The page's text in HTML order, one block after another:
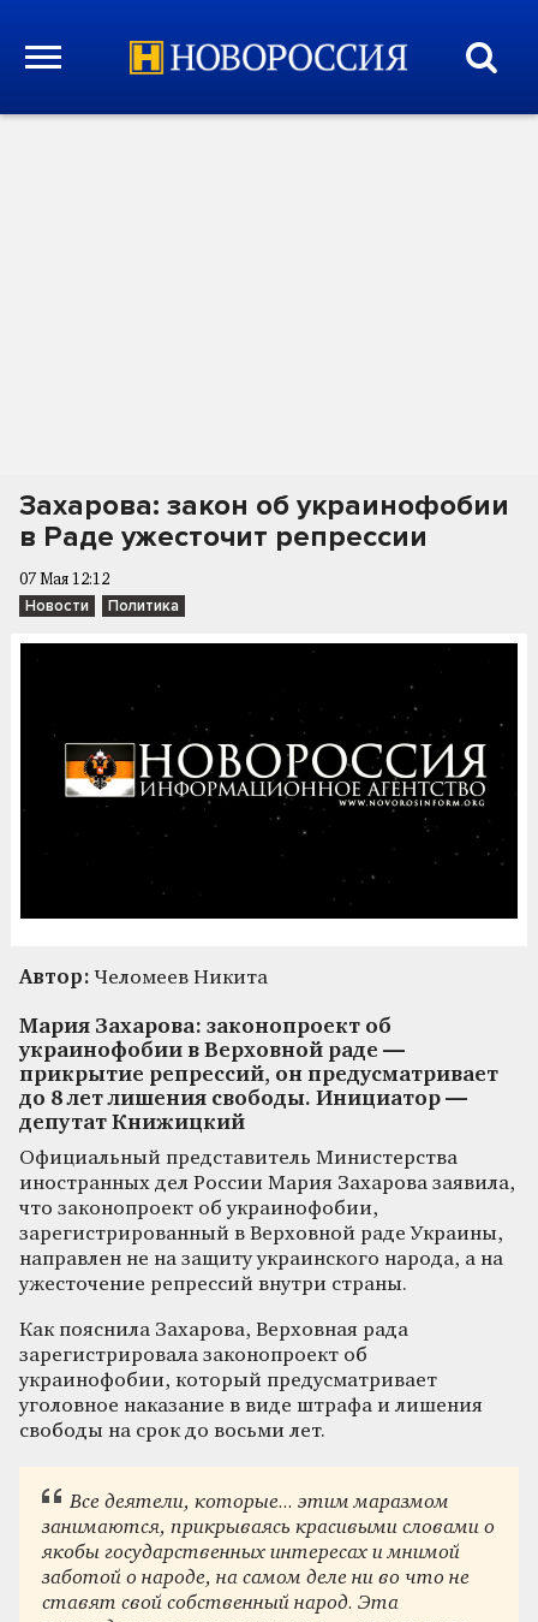
Захарова: закон об украинофобии
в Раде ужесточит репрессии
07 Мая 12:12
Новости Политика
Автор: Челомеев Никита
Мария Захарова: законопроект об
украинофобии в Верховной раде —
прикрытие репрессий, он предусматривает
до 8 лет лишения свободы. Инициатор —
депутат Книжицкий
Официальный представитель Министерства
иностранных дел России Мария Захарова заявила,
что законопроект об украинофобии,
зарегистрированный в Верховной раде Украины,
направлен не на защиту украинского народа, а на
ужесточение репрессий внутри страны.
Как пояснила Захарова, Верховная рада
зарегистрировала законопроект об
украинофобии, который предусматривает
уголовное наказание в виде штрафа и лишения
свободы на срок до восьми лет.
Все деятели, которые... этим маразмом
занимаются, прикрываясь красивыми словами о
якобы государственных интересах и мнимой
заботой о народе, на самом деле ни во что не
ставят свой собственный народ. Эта